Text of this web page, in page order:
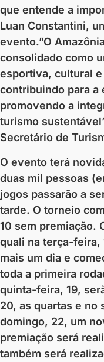
que entende a
Luan Constantini,
evento.”O
consolidado como
esportiva, cultural
contribuindo para a
promovendo a
turismo
Secretário de
O evento terá
duas mil pessoas
jogos passarão a
tarde. O torneio
10 sem premiação.
quali na terça-feira,
mais um dia e
toda a primeira
quinta-feira, 19,
20, as quartas e no
domingo, 22, um
premiação será
também será